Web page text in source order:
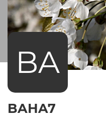
BA
BAHA7